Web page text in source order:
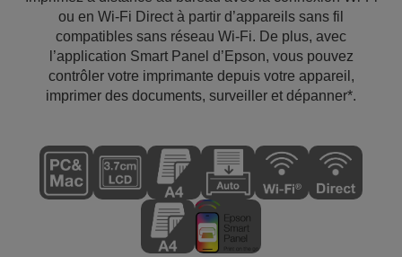
ou en Wi-Fi Direct à partir d’appareils sans fil
compatibles sans réseau Wi-Fi. De plus, avec
l’application Smart Panel d’Epson, vous pouvez
contrôler votre imprimante depuis votre appareil,
imprimer des documents, surveiller et dépanner*.